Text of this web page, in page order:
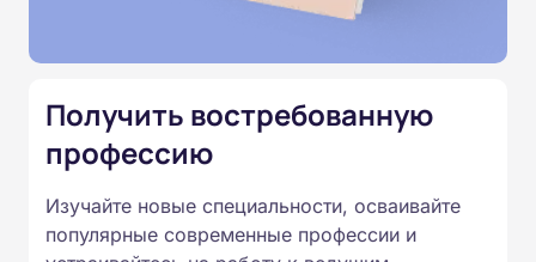
Подготовка ведется по всем
России от 14.07.2023 N 534 в
соответствии с Федеральными
образовательными стандартами
профессионального образования.
Получить востребованную
профессию
Изучайте новые специальности, осваивайте
популярные современные профессии и